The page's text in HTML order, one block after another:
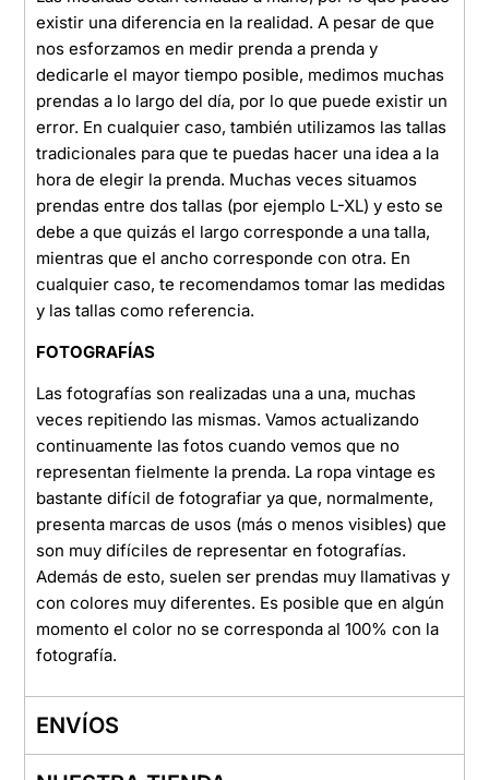
existir una diferencia en la realidad. A pesar de que
nos esforzamos en medir prenda a prenda y
dedicarle el mayor tiempo posible, medimos muchas
prendas a lo largo del día, por lo que puede existir un
error. En cualquier caso, también utilizamos las tallas
tradicionales para que te puedas hacer una idea a la
hora de elegir la prenda. Muchas veces situamos
prendas entre dos tallas (por ejemplo L-XL) y esto se
debe a que quizás el largo corresponde a una talla,
mientras que el ancho corresponde con otra. En
cualquier caso, te recomendamos tomar las medidas
y las tallas como referencia.
FOTOGRAFÍAS
Las fotografías son realizadas una a una, muchas
veces repitiendo las mismas. Vamos actualizando
continuamente las fotos cuando vemos que no
representan fielmente la prenda. La ropa vintage es
bastante difícil de fotografiar ya que, normalmente,
presenta marcas de usos (más o menos visibles) que
son muy difíciles de representar en fotografías.
Además de esto, suelen ser prendas muy llamativas y
con colores muy diferentes. Es posible que en algún
momento el color no se corresponda al 100% con la
fotografía.
ENVÍOS